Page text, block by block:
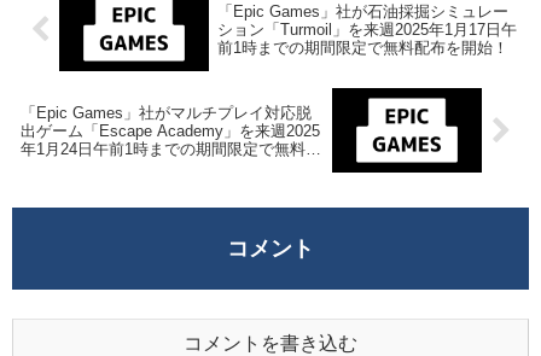
「Epic Games」社が石油採掘シミュレー
ション「Turmoil」を来週2025年1月17日午
前1時までの期間限定で無料配布を開始！
「Epic Games」社がマルチプレイ対応脱
出ゲーム「Escape Academy」を来週2025
年1月24日午前1時までの期間限定で無料配
コメント
コメントを書き込む